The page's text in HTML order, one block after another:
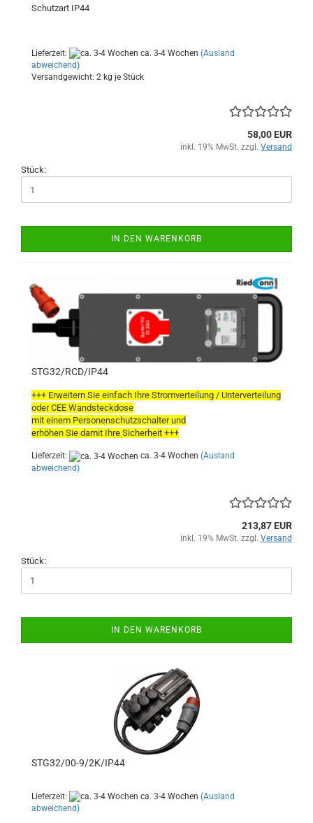
Schutzart IP44
Lieferzeit: ca. 3-4 Wochen (Ausland
abweichend)
Versandgewicht: 2 kg je Stück
58,00 EUR
inkl. 19% MwSt. zzgl. Versand
Stück:
IN DEN WARENKORB
STG32/RCD/IP44
+++ Erweitern Sie einfach Ihre Stromverteilung / Unterverteilung
oder CEE Wandsteckdose
mit einem Personenschutzschalter und
erhöhen Sie damit Ihre Sicherheit +++
Lieferzeit: ca. 3-4 Wochen (Ausland
abweichend)
213,87 EUR
inkl. 19% MwSt. zzgl. Versand
Stück:
IN DEN WARENKORB
STG32/00-9/2K/IP44
Lieferzeit: ca. 3-4 Wochen (Ausland
abweichend)